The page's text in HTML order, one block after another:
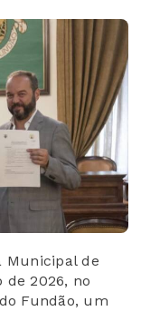
Municipal de
de 2026, no
Fundão, um